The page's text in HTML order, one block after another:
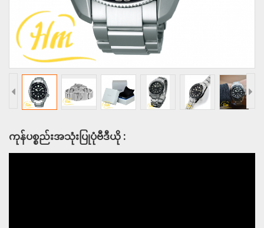
ကုန်ပစ္စည်းအသုံးပြုပုံဗီဒီယို :